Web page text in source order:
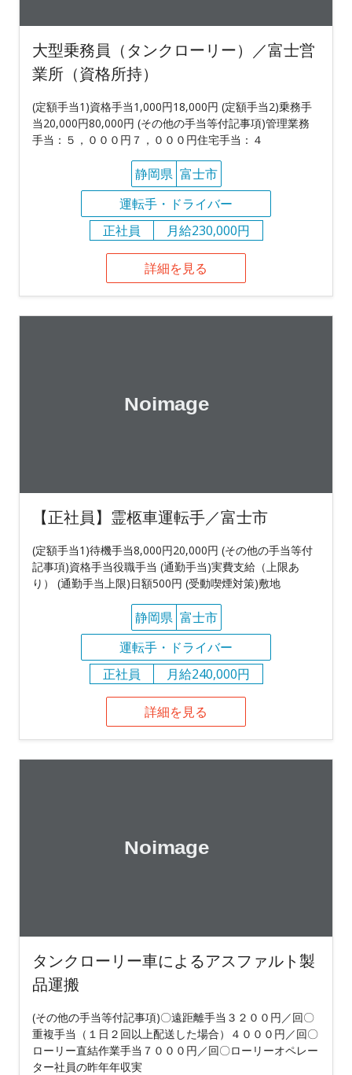
大型乗務員（タンクローリー）／富士営
業所（資格所持）
(定額手当1)資格手当1,000円18,000円 (定額手当2)乗務手
当20,000円80,000円 (その他の手当等付記事項)管理業務
手当：５，０００円７，０００円住宅手当：４
静岡県 富士市
運転手・ドライバー
正社員
月給230,000円
詳細を見る
【正社員】霊柩車運転手／富士市
(定額手当1)待機手当8,000円20,000円 (その他の手当等付
記事項)資格手当役職手当 (通勤手当)実費支給（上限あ
り） (通勤手当上限)日額500円 (受動喫煙対策)敷地
静岡県 富士市
運転手・ドライバー
正社員
月給240,000円
詳細を見る
タンクローリー車によるアスファルト製
品運搬
(その他の手当等付記事項)〇遠距離手当３２００円／回〇
重複手当（１日２回以上配送した場合）４０００円／回〇
ローリー直結作業手当７０００円／回〇ローリーオペレー
ター社員の昨年年収実